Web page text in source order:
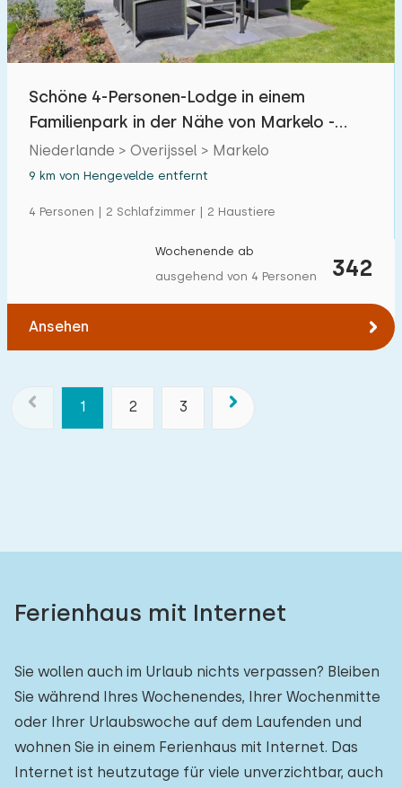
Schöne 4-Personen-Lodge in einem
Familienpark in der Nähe von Markelo -
Twente
Niederlande > Overijssel > Markelo
9 km von Hengevelde entfernt
4 Personen | 2 Schlafzimmer | 2 Haustiere
342
Wochenende ab
ausgehend von 4 Personen
Ansehen
1 2 3
Ferienhaus mit Internet
Sie wollen auch im Urlaub nichts verpassen? Bleiben
Sie während Ihres Wochenendes, Ihrer Wochenmitte
oder Ihrer Urlaubswoche auf dem Laufenden und
wohnen Sie in einem Ferienhaus mit Internet. Das
Internet ist heutzutage für viele unverzichtbar, auch